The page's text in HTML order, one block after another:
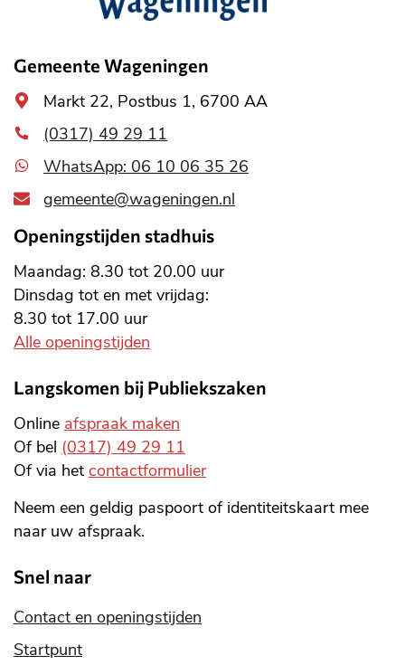
informatie
Gemeente Wageningen
Algemeen
adres
Markt 22, Postbus 1, 6700 AA
(0317) 49 29 11
WhatsApp: 06 10 06 35 26
gemeente@wageningen.nl
Openingstijden stadhuis
Maandag: 8.30 tot 20.00 uur
Dinsdag tot en met vrijdag:
8.30 tot 17.00 uur
Alle openingstijden
Langskomen bij Publiekszaken
Online afspraak maken
Of bel (0317) 49 29 11
Of via het contactformulier
Neem een geldig paspoort of identiteitskaart mee
naar uw afspraak.
Snel naar
Contact en openingstijden
Startpunt